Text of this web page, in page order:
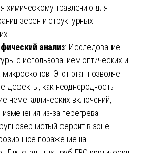
химическому травлению для
зёрен и структурных
анализ: Исследование
с использованием оптических и
микроскопов. Этот этап позволяет
дефекты, как неоднородность
неметаллических включений,
изменения из-за перегрева
феррит в зоне
поражение на